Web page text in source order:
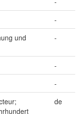
-
und
-
-
-
de